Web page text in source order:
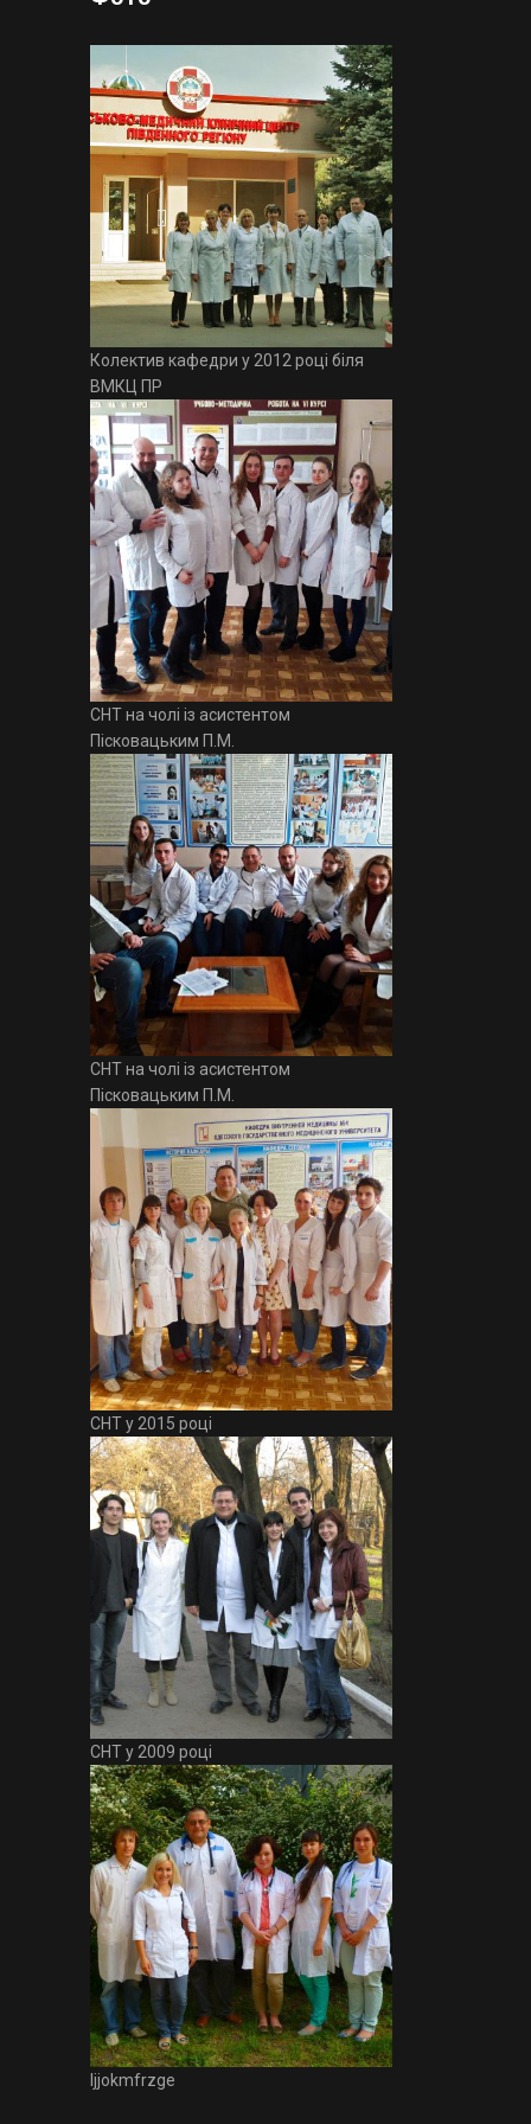
Колектив кафедри у 2012 році біля
ВМКЦ ПР
СНТ на чолі із асистентом
Пісковацьким П.М.
СНТ на чолі із асистентом
Пісковацьким П.М.
СНТ у 2015 році
СНТ у 2009 році
Ijjokmfrzge